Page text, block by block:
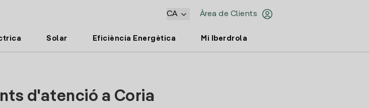
Àrea de Clients
CA
Solar Eficiència Energètica Mi Iberdrola
d'atenció a Coria